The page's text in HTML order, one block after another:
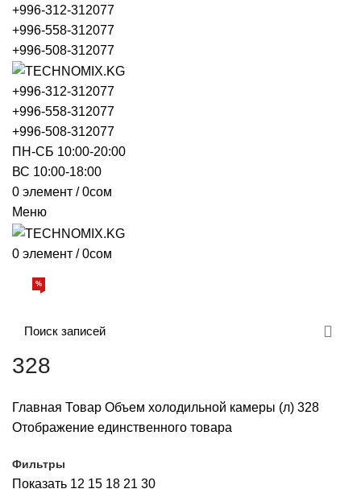
+996-312-312077
+996-558-312077
+996-508-312077
+996-312-312077
+996-558-312077
+996-508-312077
ПН-СБ 10:00-20:00
ВС 10:00-18:00
0 элемент / 0сом
Меню
0 элемент / 0сом
АКЦИИ
%
328
Главная Товар Объем холодильной камеры (л) 328
Отображение единственного товара
Фильтры
Показать 12 15 18 21 30